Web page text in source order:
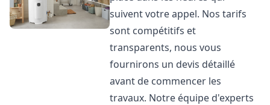
suivent votre appel. Nos tarifs
sont compétitifs et
transparents, nous vous
fournirons un devis détaillé
avant de commencer les
travaux. Notre équipe d'experts